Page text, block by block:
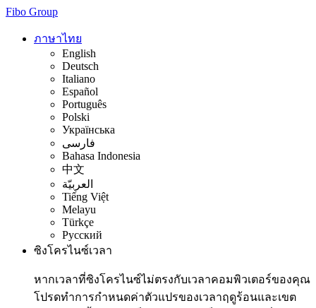
Fibo Group
ภาษาไทย
English
Deutsch
Italiano
Español
Português
Polski
Українська
فارسی
Bahasa Indonesia
中文
العربيّة
Tiếng Việt
Melayu
Türkçe
Русский
ซิงโครไนซ์เวลา
หากเวลาที่ซิงโครไนซ์ไม่ตรงกับเวลาคอมพิวเตอร์ของคุณ
โปรดทำการกำหนดค่าตัวแปรของเวลาฤดูร้อนและเขต